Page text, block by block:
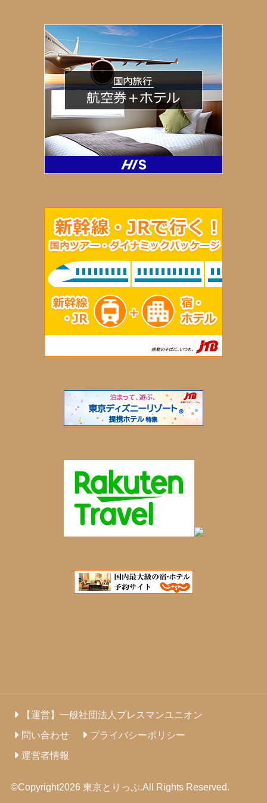
【運営】一般社団法人プレスマンユニオン
問い合わせ
プライバシーポリシー
運営者情報
©Copyright2026 東京とりっぷ.All Rights Reserved.